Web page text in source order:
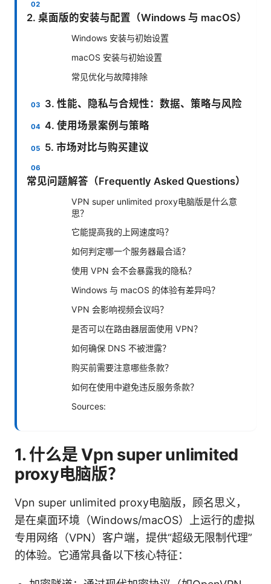
2. 桌面版的安装与配置（Windows 与 macOS）
Windows 安装与初始设置
macOS 安装与初始设置
常见优化与故障排除
3. 性能、隐私与合规性：数据、策略与风险
4. 使用场景案例与策略
5. 市场对比与购买建议
常见问题解答（Frequently Asked Questions）
VPN super unlimited proxy电脑版是什么意
思？
它能提高我的上网速度吗？
如何判定哪一个服务器最合适？
使用 VPN 会不会暴露我的隐私？
Windows 与 macOS 的体验有差异吗？
VPN 会影响视频会议吗？
是否可以在路由器层面使用 VPN？
如何确保 DNS 不被泄露？
购买前需要注意哪些条款？
如何在使用中避免违反服务条款？
Sources:
1. 什么是 Vpn super unlimited
proxy电脑版？
Vpn super unlimited proxy电脑版，顾名思义，
是在桌面环境（Windows/macOS）上运行的虚拟
专用网络（VPN）客户端，提供“超级无限制代理”
的体验。它通常具备以下核心特征：